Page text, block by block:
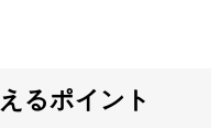
るポイント